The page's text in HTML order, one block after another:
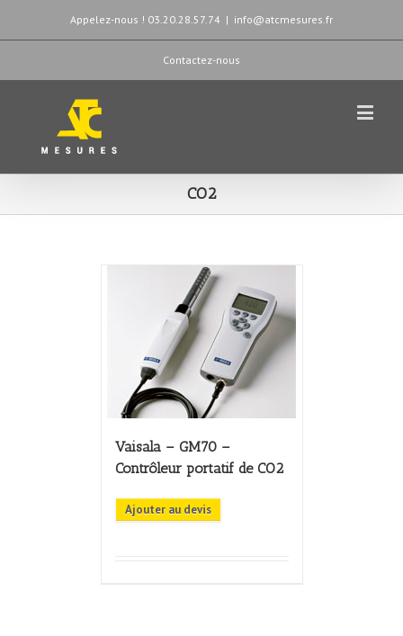
Appelez-nous ! 03.20.28.57.74 | info@atcmesures.fr
Contactez-nous
CO2
Vaisala – GM70 –
Contrôleur portatif de CO2
Ajouter au devis